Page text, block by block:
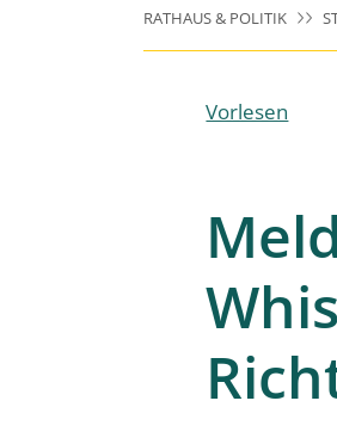
RATHAUS & POLITIK
Vorlesen